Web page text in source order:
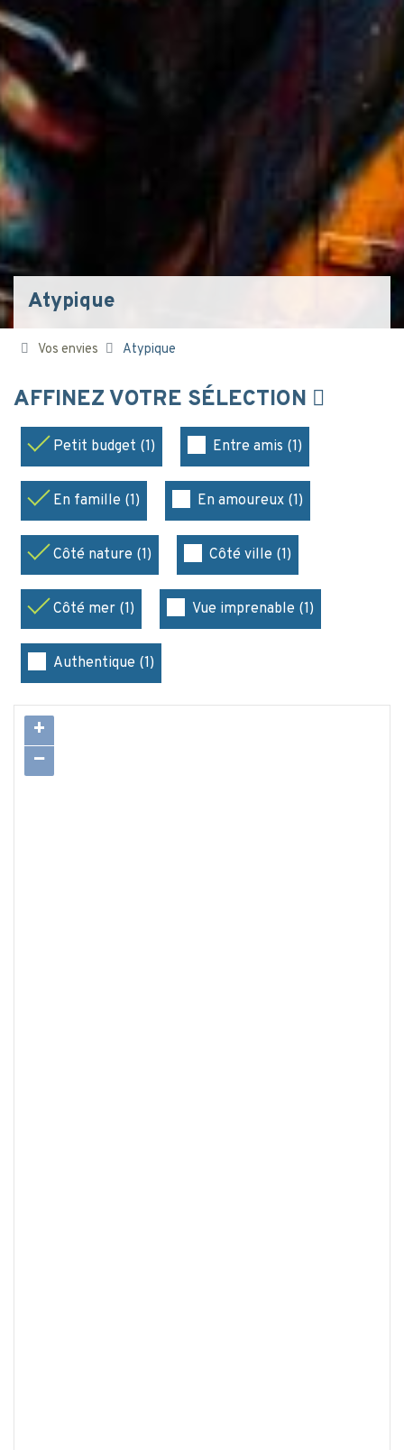
Atypique
Vos envies Atypique
AFFINEZ VOTRE SÉLECTION
Petit budget (1) Entre amis (1)
En famille (1) En amoureux (1)
Côté nature (1) Côté ville (1)
Côté mer (1) Vue imprenable (1)
Authentique (1)
+
−